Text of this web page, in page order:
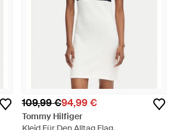
109,99 €94,99 €
Tommy Hilfiger